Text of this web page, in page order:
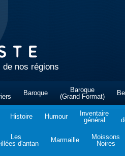
nos régions
Baroque
Baroque
(Grand Format)
Histoire Humour
Inventaire
général
Les
d'antan
Marmaille
Moissons
Noires